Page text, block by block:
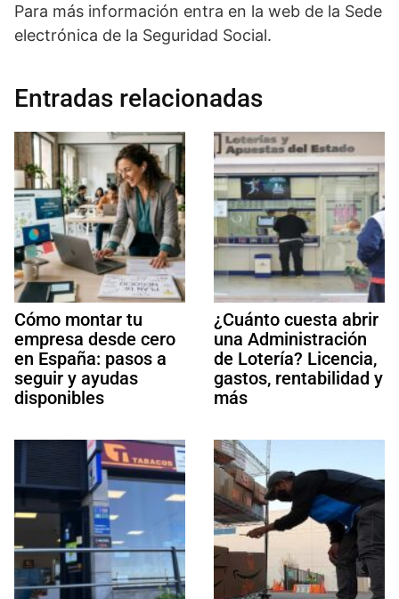
Para más información entra en la web de la Sede
electrónica de la Seguridad Social.
Entradas relacionadas
Cómo montar tu
empresa desde cero
en España: pasos a
seguir y ayudas
disponibles
¿Cuánto cuesta abrir
una Administración
de Lotería? Licencia,
gastos, rentabilidad y
más